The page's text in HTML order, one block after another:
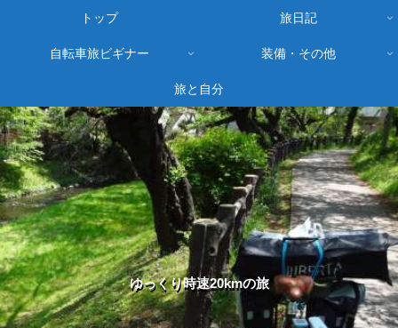
ゆっくり時速20kmの旅
トップ 旅日記
自転車旅ビギナー 装備・その他
旅と自分